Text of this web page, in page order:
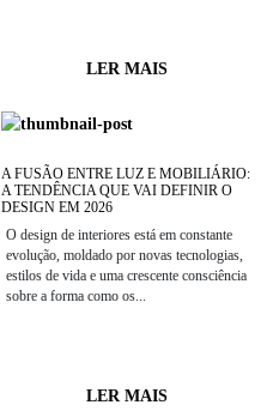
LER MAIS
A FUSÃO ENTRE LUZ E MOBILIÁRIO:
A TENDÊNCIA QUE VAI DEFINIR O
DESIGN EM 2026
O design de interiores está em constante
evolução, moldado por novas tecnologias,
estilos de vida e uma crescente consciência
sobre a forma como os...
LER MAIS